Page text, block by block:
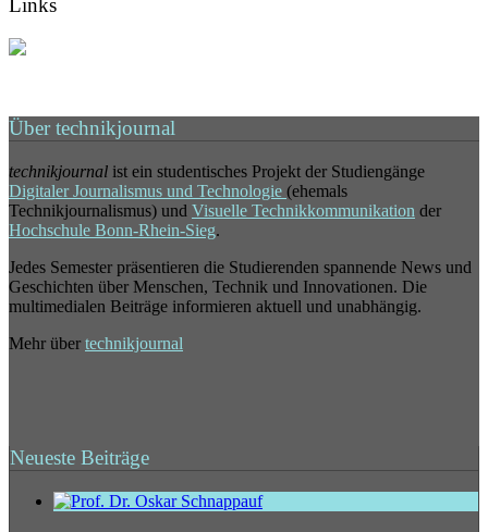
Links
Über technikjournal
technikjournal ist ein studentisches Projekt der Studiengänge
Digitaler Journalismus und Technologie (ehemals
Technikjournalismus) und Visuelle Technikkommunikation der
Hochschule Bonn-Rhein-Sieg.
Jedes Semester präsentieren die Studierenden spannende News und
Geschichten über Menschen, Technik und Innovationen. Die
multimedialen Beiträge informieren aktuell und unabhängig.
Mehr über technikjournal
Neueste Beiträge